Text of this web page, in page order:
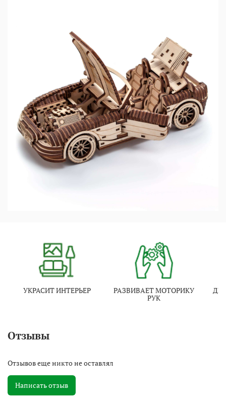
УКРАСИТ ИНТЕРЬЕР РАЗВИВАЕТ МОТОРИКУ
РУК
Отзывы
Отзывов еще никто не оставлял
Написать отзыв